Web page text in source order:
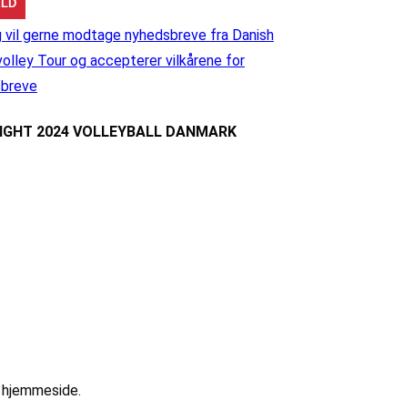
vil gerne modtage nyhedsbreve fra Danish
Tour og accepterer vilkårene for
2024 VOLLEYBALL DANMARK